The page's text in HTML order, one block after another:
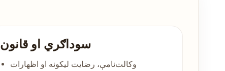
سوداګري او قانون
وکالت‌نامې، رضایت لیکونه او اظهارات